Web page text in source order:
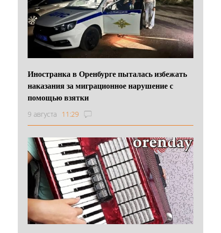
Иностранка в Оренбурге пыталась избежать
наказания за миграционное нарушение с
помощью взятки
9 августа 11:29